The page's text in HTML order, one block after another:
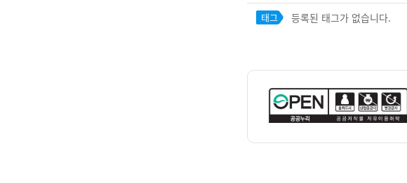
태그 등록된 태그가 없습니다.